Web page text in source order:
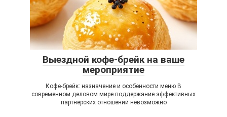
Выездной кофе-брейк на ваше
мероприятие
Кофе-брейк: назначение и особенности меню В
современном деловом мире поддержание эффективных
партнёрских отношений невозможно